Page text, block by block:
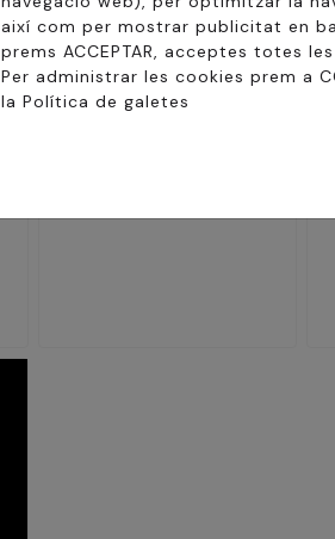
Làser Argon
Què és el Làser
Argon?
així com per mostrar publicitat en
prems ACCEPTAR, acceptes totes
Per administrar les cookies prem a
laPolítica de galetes